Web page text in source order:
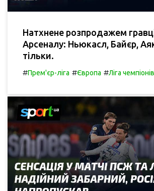
Натхнене розпродажем
Арсеналу: Ньюкасл, Байєр,
тільки.
#Прем'єр-ліга #Європа #Ліга